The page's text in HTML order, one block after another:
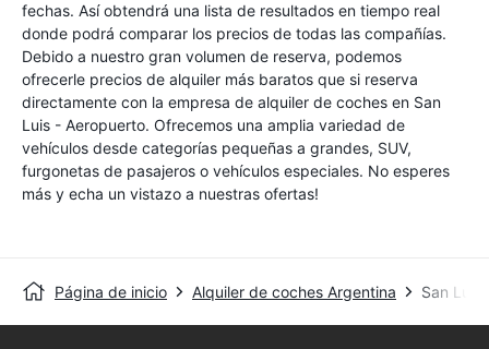
fechas. Así obtendrá una lista de resultados en tiempo real
donde podrá comparar los precios de todas las compañías.
Debido a nuestro gran volumen de reserva, podemos
ofrecerle precios de alquiler más baratos que si reserva
directamente con la empresa de alquiler de coches en San
Luis - Aeropuerto. Ofrecemos una amplia variedad de
vehículos desde categorías pequeñas a grandes, SUV,
furgonetas de pasajeros o vehículos especiales. No esperes
más y echa un vistazo a nuestras ofertas!
Página de inicio Alquiler de coches Argentina San Luis